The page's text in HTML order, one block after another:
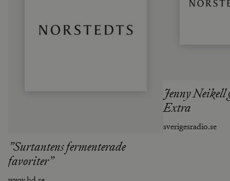
”Surtantens fermenterade
favoriter”
Jenny
Extra
sverigesradio.se